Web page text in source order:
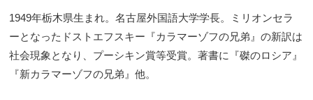
1949年栃木県生まれ。名古屋外国語大学学長。ミリオンセラ
ーとなったドストエフスキー『カラマーゾフの兄弟』の新訳は
社会現象となり、プーシキン賞等受賞。著書に『磔のロシア』
『新カラマーゾフの兄弟』他。